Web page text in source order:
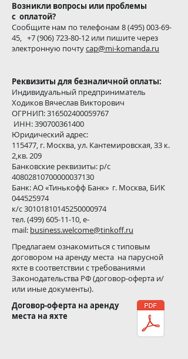
Возникли вопросы или проблемы
с оплатой?
Сообщите нам по телефонам 8 (495) 003-69-
45, +7 (906) 723-80-12 или пишите через
электронную почтуcap@mi-komanda.ru
Реквизиты для безналичной оплаты:
Индивидуальный предприниматель
Ходиков Вячеслав Викторович
ОГРНИП:316502400059767
ИНН:390700361400
Юридический адрес:
115477, г. Москва, ул. Кантемировская, 33 к.
2,кв. 209
Банковские реквизиты: р/с
40802810700000037130
Банк: АО «Тинькофф Банк» г. Москва, БИК
044525974
к/с 30101810145250000974
тел. (499) 605-11-10, e-
mail: business.welcome@tinkoff.ru
Предлагаем ознакомиться с типовым
договором на аренду места на парусной
яхте в соответствии с требованиями
Законодательства РФ (договор-оферта и/
или иные документы).
Договор-оферта на аренду
места на яхте